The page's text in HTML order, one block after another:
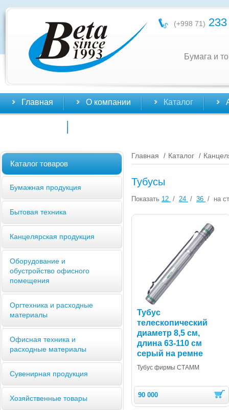
(+998 71)
Бумага и
Главная О компании Каталог
Каталог товаров
Бумажная продукция
Бытовая техника
Канцелярская продукция
Оборудование и
обустройство офисного
помещения
Оргтехника и расходные
материалы
Офисная техника и
расходные материалы
Сувенирная продукция
Хозяйственные товары
Главная / Каталог /
Тубусы
Показать 12 / 24 / 36 / на
Тубус
телескопический
диаметр 8,5 см,
длина 63-110 см
серый на ремне
Тубус фирмы СТАММ
90 000